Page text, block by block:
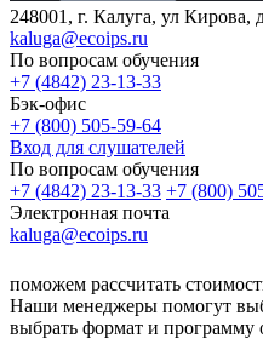
248001, г. Калуга, ул Кирова,
kaluga@ecoips.ru
По вопросам обучения
+7 (4842) 23-13-33
Бэк-офис
+7 (800) 505-59-64
Вход для слушателей
По вопросам обучения
+7 (4842) 23-13-33 +7 (800)
Электронная почта
kaluga@ecoips.ru
поможем рассчитать
Наши менеджеры помогут
выбрать формат и программу